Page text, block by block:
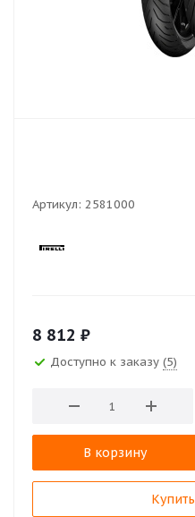
Артикул: 2581000
8 812 ₽
Доступно к заказу (5)
В корзину